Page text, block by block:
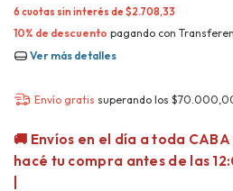
6 cuotas sin interés de$2.708,33
10% de descuento pagando con
Ver más detalles
Envío gratis superando los